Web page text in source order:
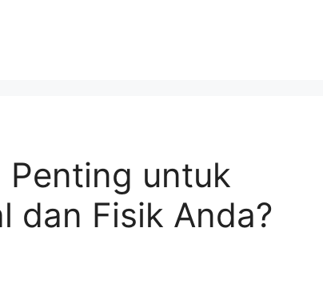
Penting untuk
dan Fisik Anda?